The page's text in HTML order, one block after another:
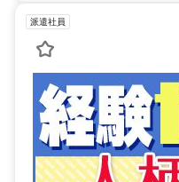
派遣社員